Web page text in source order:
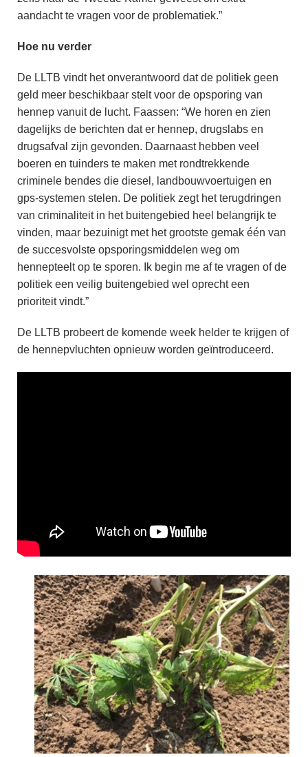
aandacht te vragen voor de problematiek.”
Hoe nu verder
De LLTB vindt het onverantwoord dat de politiek geen
geld meer beschikbaar stelt voor de opsporing van
hennep vanuit de lucht. Faassen: “We horen en zien
dagelijks de berichten dat er hennep, drugslabs en
drugsafval zijn gevonden. Daarnaast hebben veel
boeren en tuinders te maken met rondtrekkende
criminele bendes die diesel, landbouwvoertuigen en
gps-systemen stelen. De politiek zegt het terugdringen
van criminaliteit in het buitengebied heel belangrijk te
vinden, maar bezuinigt met het grootste gemak één van
de succesvolste opsporingsmiddelen weg om
hennepteelt op te sporen. Ik begin me af te vragen of de
politiek een veilig buitengebied wel oprecht een
prioriteit vindt.”
De LLTB probeert de komende week helder te krijgen of
de hennepvluchten opnieuw worden geïntroduceerd.